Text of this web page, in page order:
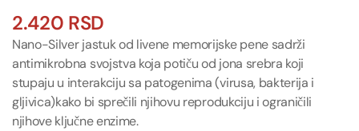
2.420 RSD
Nano-Silver jastuk od livene memorijske pene sadrži
antimikrobna svojstva koja potiču od jona srebra koji
stupaju u interakciju sa patogenima (virusa, bakterija i
gljivica)kako bi sprečili njihovu reprodukciju i ograničili
njihove ključne enzime.